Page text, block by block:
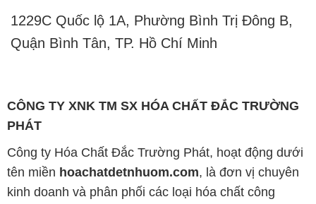
1229C Quốc lộ 1A, Phường Bình Trị Đông B,
Quận Bình Tân, TP. Hồ Chí Minh
CÔNG TY XNK TM SX HÓA CHẤT ĐẮC TRƯỜNG
PHÁT
Công ty Hóa Chất Đắc Trường Phát, hoạt động dưới
tên miền hoachatdetnhuom.com, là đơn vị chuyên
kinh doanh và phân phối các loại hóa chất công